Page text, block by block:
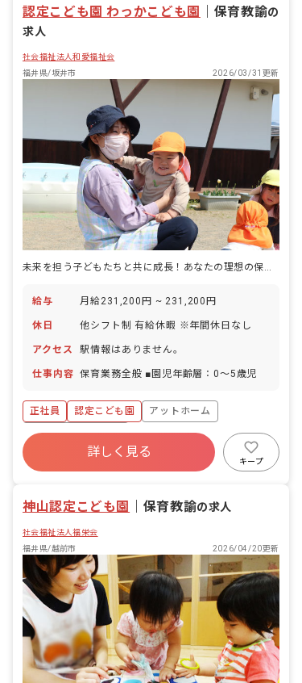
認定こども園 わっかこども園 保育教諭の
求人
社会福祉法人和愛福祉会
福井県/坂井市
2026/03/31更新
未来を担う子どもたちと共に成長！あなたの理想の保育、ここで見つけませんか？
給与 月給231,200円 ~ 231,200円
休日 他シフト制 有給休暇 ※年間休日なし
アクセス 駅情報はありません。
仕事内容 保育業務全般 ■園児年齢層：0～5歳児
正社員 認定こども園
アットホーム
ボーナス・賞与あり
寮・住宅・家賃補助あり
社会保険完備
残業少なめ
詳しく見る
キープ
神山認定こども園 保育教諭の求人
社会福祉法人福栄会
福井県/越前市
2026/04/20更新